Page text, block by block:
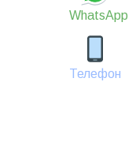
WhatsApp
Телефон